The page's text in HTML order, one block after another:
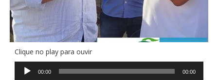
Clique no play para ouvir
Tocador
00:00 00:00